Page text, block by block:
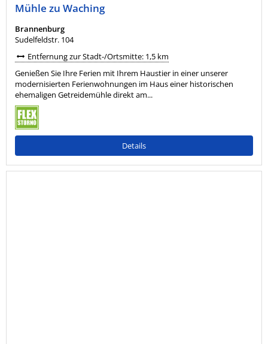
Mühle zu Waching
Brannenburg
Sudelfeldstr. 104
Entfernung zur Stadt-/Ortsmitte: 1,5 km
Genießen Sie Ihre Ferien mit Ihrem Haustier in einer unserer
modernisierten Ferienwohnungen im Haus einer historischen
ehemaligen Getreidemühle direkt am...
Details